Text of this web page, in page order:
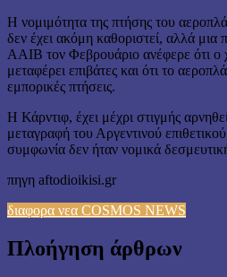
Η νομιμότητα της πτήσης του
δεν έχει ακόμη καθοριστεί, αλλά μια
ΑΑΙΒ τον Φεβρουάριο ανέφερε ότι ο
μεταφέρει επιβάτες και ότι το
εμπορικές πτήσεις.
Η Κάρντιφ, έχει μέχρι στιγμής
μεταγραφή του Αργεντινού
συμφωνία δεν ήταν νομικά
πηγη aftodioikisi.gr
διαφορα νεα COSMOS NEWS
Πλοήγηση άρθρων